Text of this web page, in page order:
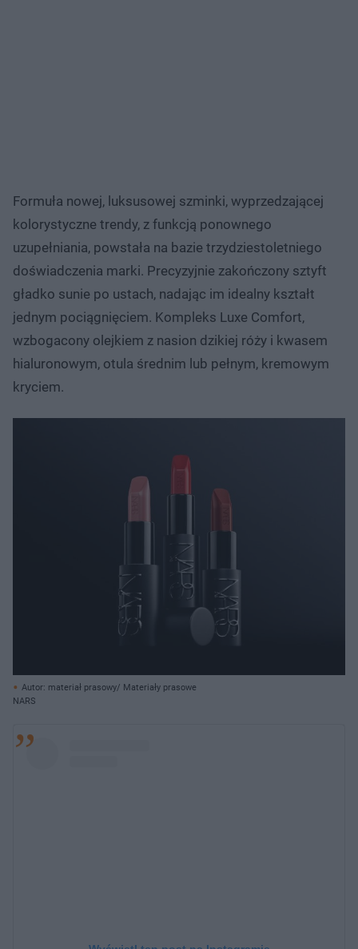
Formuła nowej, luksusowej szminki, wyprzedzającej
kolorystyczne trendy, z funkcją ponownego
uzupełniania, powstała na bazie trzydziestoletniego
doświadczenia marki. Precyzyjnie zakończony sztyft
gładko sunie po ustach, nadając im idealny kształt
jednym pociągnięciem. Kompleks Luxe Comfort,
wzbogacony olejkiem z nasion dzikiej róży i kwasem
hialuronowym, otula średnim lub pełnym, kremowym
kryciem.
Autor: materiał prasowy/ Materiały prasowe
NARS